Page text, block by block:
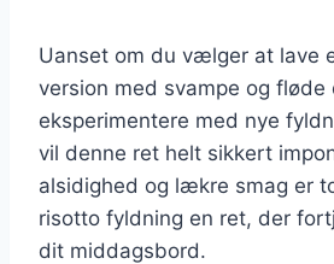
Uanset om du vælger at lave
version med svampe og fløde
eksperimentere med nye
vil denne ret helt sikkert
alsidighed og lækre smag er
risotto fyldning en ret, der
dit middagsbord.